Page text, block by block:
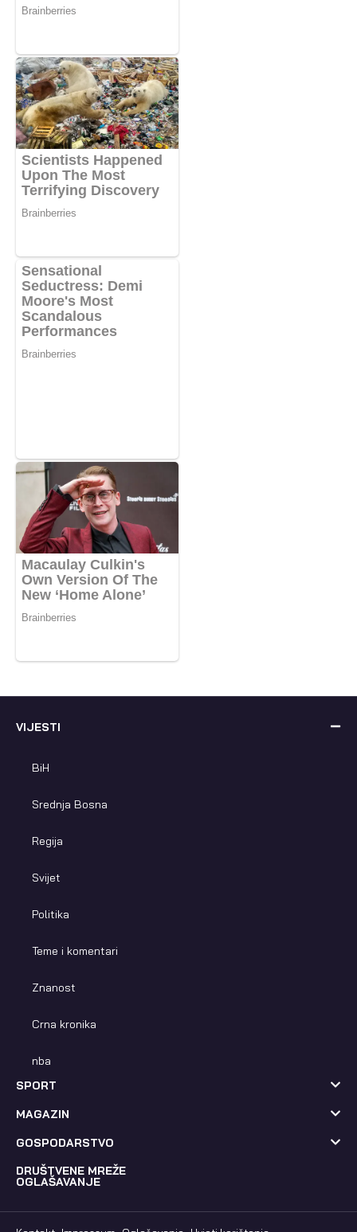
VIJESTI
BiH
Srednja Bosna
Regija
Svijet
Politika
Teme i komentari
Znanost
Crna kronika
nba
SPORT
MAGAZIN
GOSPODARSTVO
DRUŠTVENE MREŽE
OGLAŠAVANJE